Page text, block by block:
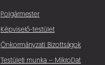
Polgármester
Képviselő-testület
Önkormányzati Bizottságok
Testületi munka – MikroDat